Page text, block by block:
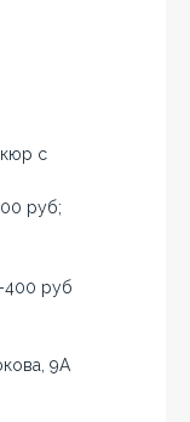
с
руб;
руб
9А